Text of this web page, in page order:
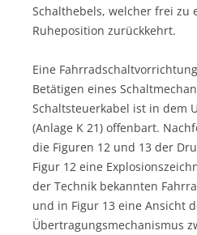
Schalthebels, welcher frei zu
Ruheposition zurückkehrt.
Eine
Betätigen eines
Schaltsteuerkabel ist in dem
(Anlage K 21) offenbart.
die Figuren 12 und 13 der
Figur 12 eine
der Technik bekannten
und in Figur 13 eine Ansicht
Übertragungsmechanismus